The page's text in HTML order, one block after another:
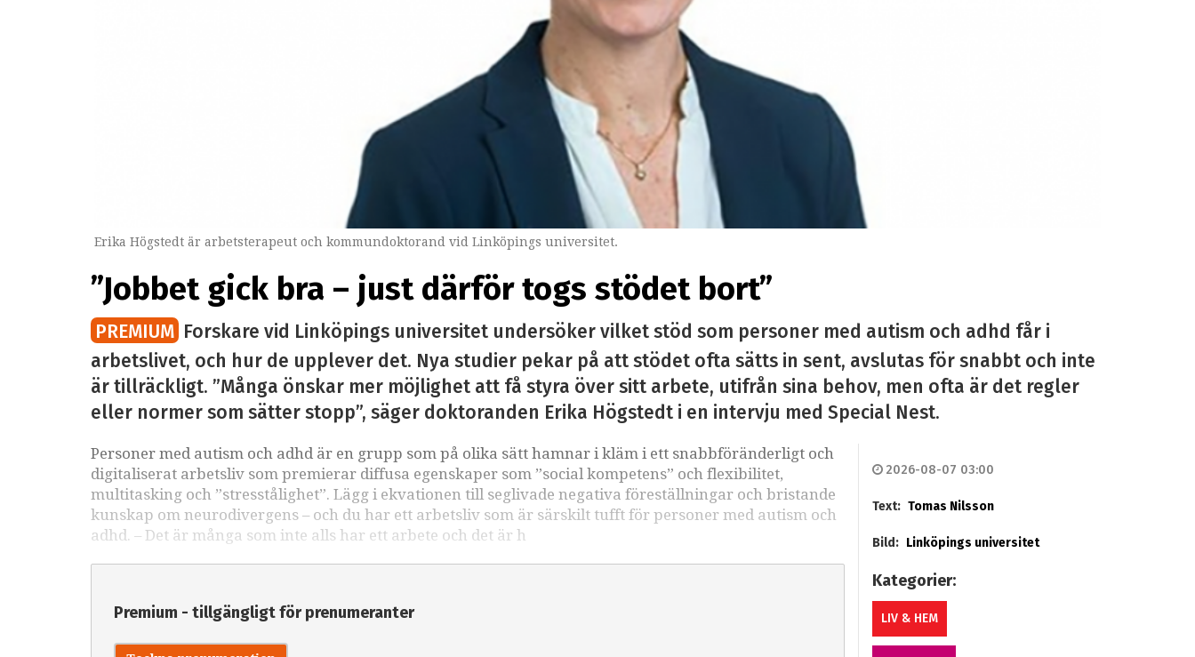
Erika Högstedt är arbetsterapeut och kommundoktorand vid Linköpings universitet.
”Jobbet gick bra – just därför togs stödet bort”
PREMIUM Forskare vid Linköpings universitet undersöker vilket stöd som personer med autism och adhd får i
arbetslivet, och hur de upplever det. Nya studier pekar på att stödet ofta sätts in sent, avslutas för snabbt och inte
är tillräckligt. ”Många önskar mer möjlighet att få styra över sitt arbete, utifrån sina behov, men ofta är det regler
eller normer som sätter stopp”, säger doktoranden Erika Högstedt i en intervju med Special Nest.
Personer med autism och adhd är en grupp som på olika sätt hamnar i kläm i ett snabbföränderligt och
digitaliserat arbetsliv som premierar diffusa egenskaper som ”social kompetens” och flexibilitet,
multitasking och ”stresstålighet”. Lägg i ekvationen till seglivade negativa föreställningar och bristande
kunskap om neurodivergens – och du har ett arbetsliv som är särskilt tufft för personer med autism och
adhd. – Det är många som inte alls har ett arbete och det är h
Premium - tillgängligt för prenumeranter
2026-08-07 03:00
Text: Tomas Nilsson
Bild: Linköpings universitet
Kategorier:
LIV & HEM